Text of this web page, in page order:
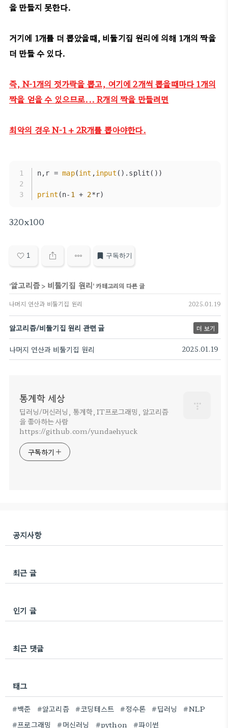
을 만들지 못한다.
거기에 1개를 더 뽑았을때, 비둘기집 원리에 의해 1개의 짝을
더 만들 수 있다.
즉, N-1개의 젓가락을 뽑고, 여기에 2개씩 뽑을때마다 1개의
짝을 얻을 수 있으므로... R개의 짝을 만들려면
최악의 경우 N-1 + 2R개를 뽑아야한다.
n,r = map(int ,input ().split())
print (n- 1 + 2*r)
320x100
1 구독하기
'알고리즘> 비둘기집 원리' 카테고리의 다른 글
나머지 연산과 비둘기집 원리 2025.01.19
알고리즘/비둘기집 원리 관련 글 더 보기
나머지 연산과 비둘기집 원리 2025.01.19
통계학 세상
딥러닝/머신러닝, 통계학, IT프로그래밍, 알고리즘
을 좋아하는 사람
https://github.com/yundaehyuck
구독하기
공지사항
최근 글
인기 글
최근 댓글
태그
#백준 #알고리즘 #코딩테스트 #정수론 #딥러닝
#NLP
#프로그래밍
#머신러닝 #python #파이썬